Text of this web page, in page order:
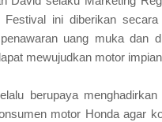
Festival ini diberikan
uang muka dan
mewujudkan motor
berupaya
motor Honda agar